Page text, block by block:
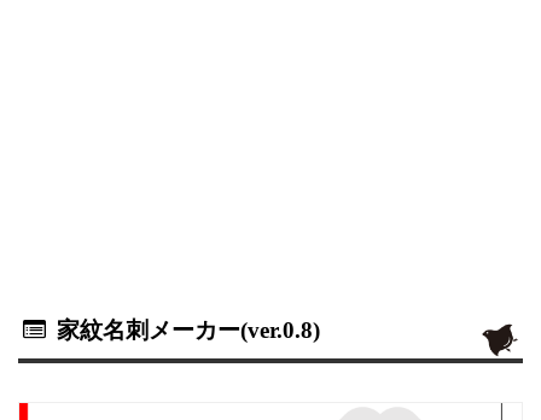
家紋名刺メーカー(ver.0.8)